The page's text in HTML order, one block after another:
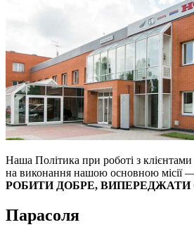
Наша Політика при роботі з
на виконання нашою основною місії
РОБИТИ ДОБРЕ, ВИПЕРЕДЖАТИ
Парасоля